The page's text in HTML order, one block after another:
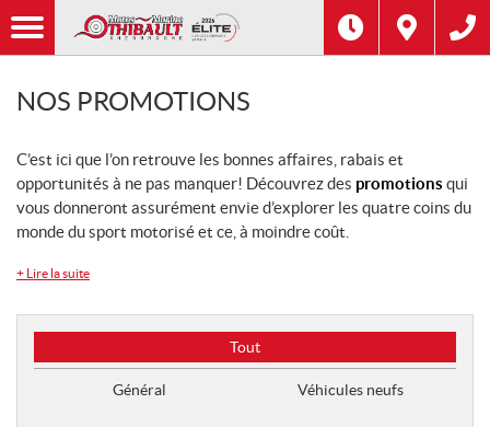
NOS PROMOTIONS
C’est ici que l’on retrouve les bonnes affaires, rabais et
opportunités à ne pas manquer! Découvrez des promotions qui
vous donneront assurément envie d’explorer les quatre coins du
monde du sport motorisé et ce, à moindre coût.
+ Lire la suite
y
Tout
Général Véhicules neufs